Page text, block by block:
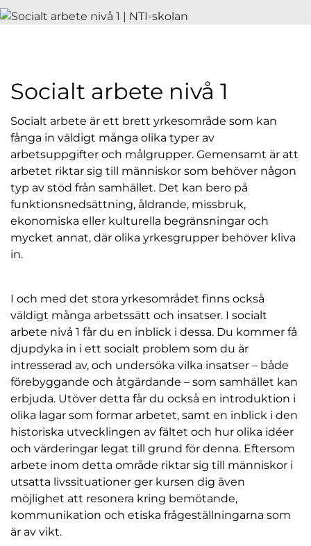
Socialt arbete nivå 1
Socialt arbete är ett brett yrkesområde som kan
fånga in väldigt många olika typer av
arbetsuppgifter och målgrupper. Gemensamt är att
arbetet riktar sig till människor som behöver någon
typ av stöd från samhället. Det kan bero på
funktionsnedsättning, åldrande, missbruk,
ekonomiska eller kulturella begränsningar och
mycket annat, där olika yrkesgrupper behöver kliva
in.
I och med det stora yrkesområdet finns också
väldigt många arbetssätt och insatser. I socialt
arbete nivå 1 får du en inblick i dessa. Du kommer få
djupdyka in i ett socialt problem som du är
intresserad av, och undersöka vilka insatser – både
förebyggande och åtgärdande – som samhället kan
erbjuda. Utöver detta får du också en introduktion i
olika lagar som formar arbetet, samt en inblick i den
historiska utvecklingen av fältet och hur olika idéer
och värderingar legat till grund för denna. Eftersom
arbete inom detta område riktar sig till människor i
utsatta livssituationer ger kursen dig även
möjlighet att resonera kring bemötande,
kommunikation och etiska frågeställningarna som
är av vikt.